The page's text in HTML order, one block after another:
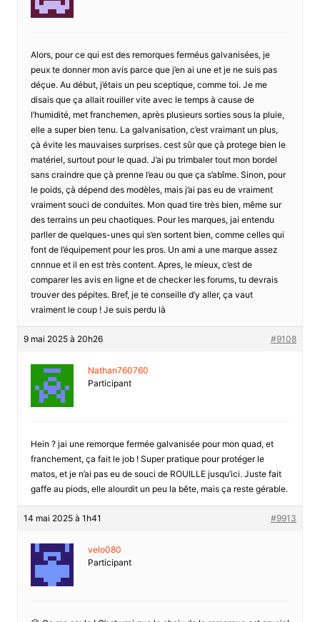
Alors, pour ce qui est des remorques ferméus galvanisées, je
peux te donner mon avis parce que j’en ai une et je ne suis pas
déçue. Au début, j’étais un peu sceptique, comme toi. Je me
disais que ça allait rouiller vite avec le temps à cause de
l’humidité, met franchemen, après plusieurs sorties sous la pluie,
elle a super bien tenu. La galvanisation, c’est vraimant un plus,
çà évite les mauvaises surprises. cest sûr que çà protege bien le
matériel, surtout pour le quad. J’ai pu trimbaler tout mon bordel
sans craindre que çà prenne l’eau ou que ça s’abîme. Sinon, pour
le poids, çà dépend des modèles, mais j’ai pas eu de vraiment
vraiment souci de conduites. Mon quad tire très bien, même sur
des terrains un peu chaotiques. Pour les marques, jai entendu
parller de quelques-unes qui s’en sortent bien, comme celles qui
font de l’équipement pour les pros. Un ami a une marque assez
cnnnue et il en est très content. Apres, le mieux, c’est de
comparer les avis en ligne et de checker les forums, tu devrais
trouver des pépites. Bref, je te conseille d’y aller, ça vaut
vraiment le coup ! Je suis perdu là
9 mai 2025 à 20h26 #9108
Nathan760760
Participant
Hein ? jai une remorque fermée galvanisée pour mon quad, et
franchement, ça fait le job ! Super pratique pour protéger le
matos, et je n’ai pas eu de souci de ROUILLE jusqu’ici. Juste fait
gaffe au piods, elle alourdit un peu la bête, mais ça reste gérable.
14 mai 2025 à 1h41 #9913
velo080
Participant